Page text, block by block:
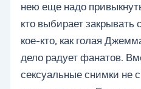
нею еще надо
кто выбирает закрывать
кое-кто, как голая
дело радует фанатов.
сексуальные снимки не